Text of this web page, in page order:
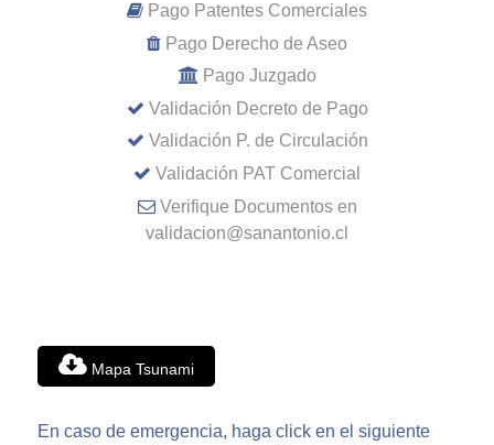
Pago Patentes Comerciales
Pago Derecho de Aseo
Pago Juzgado
Validación Decreto de Pago
Validación P. de Circulación
Validación PAT Comercial
Verifique Documentos en
validacion@sanantonio.cl
Mapa Tsunami
En caso de emergencia, haga click en el siguiente